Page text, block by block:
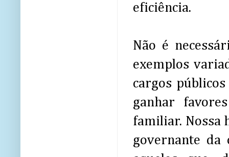
eficiência.
Não é
exemplos
cargos
ganhar
familiar. Nossa
governante da